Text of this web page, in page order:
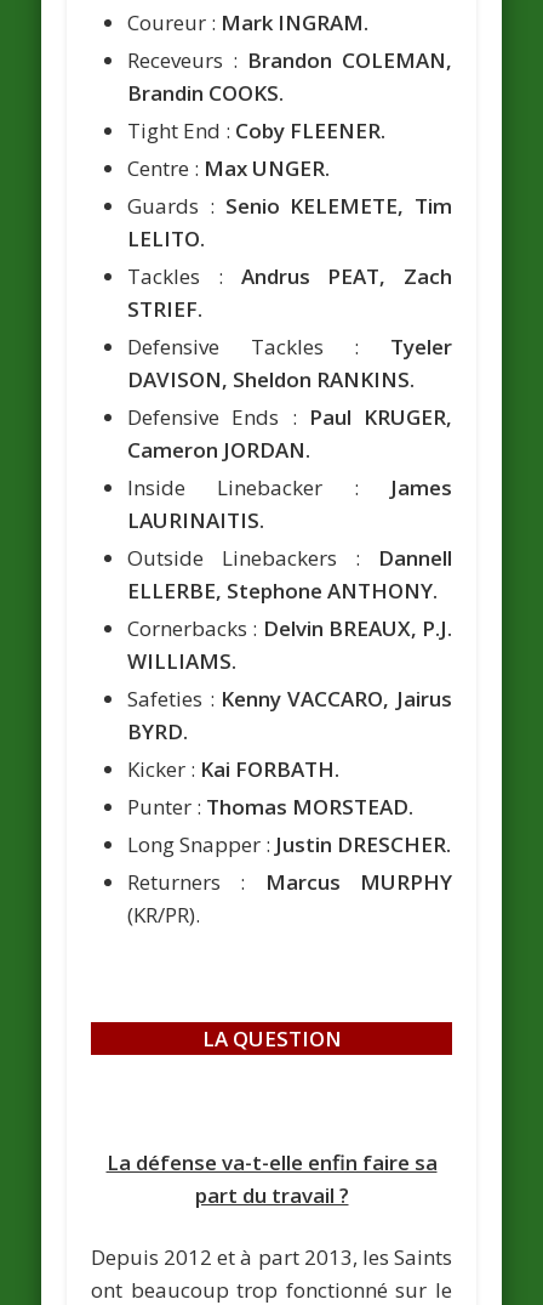
Coureur : Mark INGRAM.
Receveurs : Brandon COLEMAN,
Brandin COOKS.
Tight End : Coby FLEENER.
Centre : Max UNGER.
Guards : Senio KELEMETE, Tim
LELITO.
Tackles : Andrus PEAT, Zach
STRIEF.
Defensive Tackles : Tyeler
DAVISON, Sheldon RANKINS.
Defensive Ends : Paul KRUGER,
Cameron JORDAN.
Inside Linebacker : James
LAURINAITIS.
Outside Linebackers : Dannell
ELLERBE, Stephone ANTHONY.
Cornerbacks : Delvin BREAUX, P.J.
WILLIAMS.
Safeties : Kenny VACCARO, Jairus
BYRD.
Kicker : Kai FORBATH.
Punter : Thomas MORSTEAD.
Long Snapper : Justin DRESCHER.
Returners :
Marcus MURPHY
(KR/PR).
LA QUESTION
La défense va-t-elle enfin faire sa
part du travail ?
Depuis 2012 et à part 2013, les Saints
ont beaucoup trop fonctionné sur le